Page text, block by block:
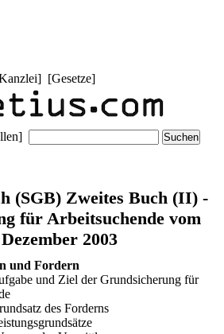
] [Gesetze]
]
(SGB) Zweites Buch (II) -
für Arbeitsuchende vom
2003
und Fordern
und Ziel der Grundsicherung für
des Forderns